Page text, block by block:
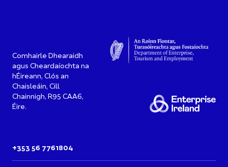
Comhairle Dhearaidh
agus Cheardaíochta na
hÉireann, Clós an
Chaisleáin, Cill
Chainnigh, R95 CAA6,
Éire.
+353 56 7761804